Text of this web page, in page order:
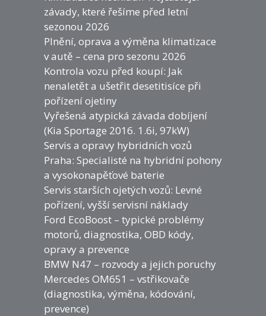
závady, které řešíme před letní
sezonou 2026
Plnění, oprava a výměna klimatizace
v autě – cena pro sezonu 2026
Kontrola vozu před koupí: Jak
nenaletět a ušetřit desetitisíce při
pořízení ojetiny
Vyřešená atypická závada dobíjení
(Kia Sportage 2016. 1.6i, 97kW)
Servis a opravy hybridních vozů
Praha: Specialisté na hybridní pohony
a vysokonapěťové baterie
Servis starších ojetých vozů: Levné
pořízení, vyšší servisní náklady
Ford EcoBoost – typické problémy
motorů, diagnostika, OBD kódy,
opravy a prevence
BMW N47 – rozvody a jejich poruchy
Mercedes OM651 – vstřikovače
(diagnostika, výměna, kódování,
prevence)